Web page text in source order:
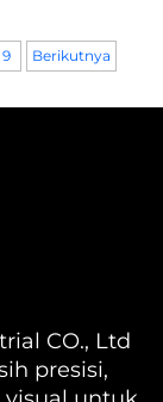
9 Berikutnya
CO., Ltd
presisi,